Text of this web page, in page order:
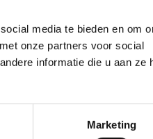
media te bieden en om
onze partners voor social
informatie die u aan ze
Marketing